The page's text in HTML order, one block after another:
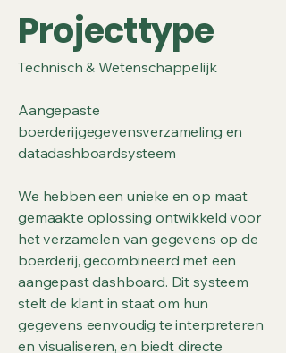
Projecttype
Technisch & Wetenschappelijk
Aangepaste
boerderijgegevensverzameling en
datadashboardsysteem
We hebben een unieke en op maat
gemaakte oplossing ontwikkeld voor
het verzamelen van gegevens op de
boerderij, gecombineerd met een
aangepast dashboard. Dit systeem
stelt de klant in staat om hun
gegevens eenvoudig te interpreteren
en visualiseren, en biedt directe